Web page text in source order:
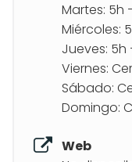
Martes: 5h
Miércoles:
Jueves: 5h
Viernes:
Sábado:
Domingo:
Web